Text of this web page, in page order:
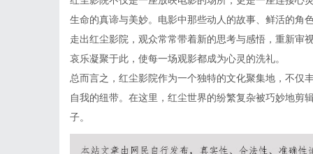
生命的真谛与美妙。电影中那些动人的故事、鲜活的角
走出红尘影院，观众常常带着新的思考与感悟，重新审
哀乐凝聚于此，使每一场观影都成为心灵的洗礼。
总而言之，红尘影院作为一个独特的文化聚集地，不仅
自我的纽带。在这里，红尘世界的纷繁复杂被巧妙地剪
子。